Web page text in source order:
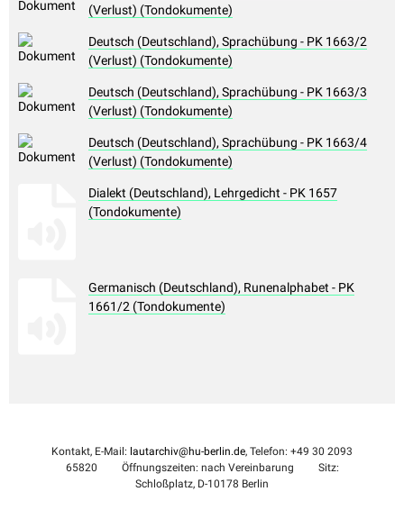
(Verlust) (Tondokumente)
Deutsch (Deutschland), Sprachübung - PK 1663/2
(Verlust) (Tondokumente)
Deutsch (Deutschland), Sprachübung - PK 1663/3
(Verlust) (Tondokumente)
Deutsch (Deutschland), Sprachübung - PK 1663/4
(Verlust) (Tondokumente)
Dialekt (Deutschland), Lehrgedicht - PK 1657
(Tondokumente)
Germanisch (Deutschland), Runenalphabet - PK
1661/2 (Tondokumente)
Kontakt, E-Mail: lautarchiv@hu-berlin.de, Telefon: +49 30 2093
65820
Öffnungszeiten: nach Vereinbarung
Sitz:
Schloßplatz, D-10178 Berlin